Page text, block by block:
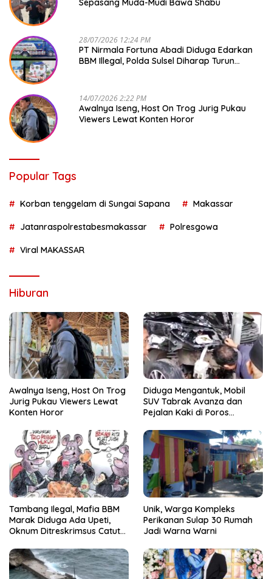
Sepasang Muda-Mudi Bawa Shabu
28/07/2026 12:24 PM
PT Nirmala Fortuna Abadi Diduga Edarkan
BBM Illegal, Polda Sulsel Diharap Turun
14/07/2026 2:22 PM
Awalnya Iseng, Host On Trog Jurig Pukau
Viewers Lewat Konten Horor
Popular Tags
Korban tenggelam di Sungai Sapana Makassar
Jatanraspolrestabesmakassar Polresgowa
Viral MAKASSAR
Hiburan
Awalnya Iseng, Host On Trog
Jurig Pukau Viewers Lewat
Konten Horor
Diduga Mengantuk, Mobil
SUV Tabrak Avanza dan
Pejalan Kaki di Poros
Tambang Ilegal, Mafia BBM
Marak Diduga Ada Upeti,
Oknum Ditreskrimsus Catut
Unik, Warga Kompleks
Perikanan Sulap 30 Rumah
Jadi Warna Warni